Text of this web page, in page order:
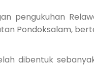
pengukuhan
Pondoksalam,
dibentuk